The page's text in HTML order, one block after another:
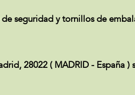
seguridad y tornillos de
28022 ( MADRID - España )